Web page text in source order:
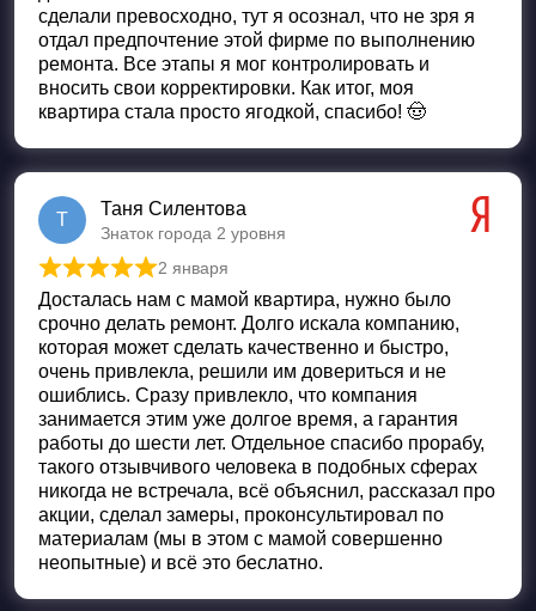
сделали превосходно, тут я осознал, что не зря я
отдал предпочтение этой фирме по выполнению
ремонта. Все этапы я мог контролировать и
вносить свои корректировки. Как итог, моя
квартира стала просто ягодкой, спасибо! 🤠
Т
Таня Силентова
Знаток города 2 уровня
Оценка из 5
2 января
Досталась нам с мамой квартира, нужно было
срочно делать ремонт. Долго искала компанию,
которая может сделать качественно и быстро,
очень привлекла, решили им довериться и не
ошиблись. Сразу привлекло, что компания
занимается этим уже долгое время, а гарантия
работы до шести лет. Отдельное спасибо прорабу,
такого отзывчивого человека в подобных сферах
никогда не встречала, всё объяснил, рассказал про
акции, сделал замеры, проконсультировал по
материалам (мы в этом с мамой совершенно
неопытные) и всё это беслатно.